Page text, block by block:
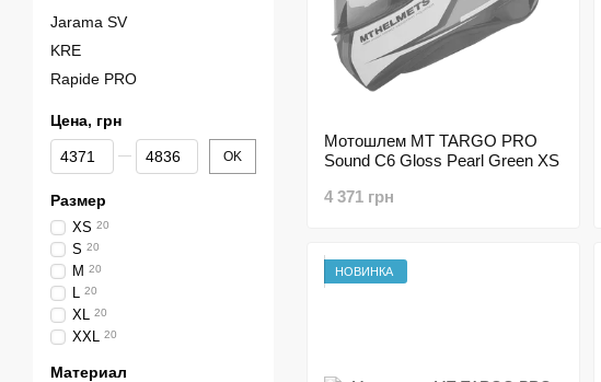
Мотошлем MT TARGO PRO
Sound C6 Gloss Pearl Green XS
4 371 грн
НОВИНКА
Jarama SV
KRE
Rapide PRO
Цена, грн
От Цена, грн
До Цена, грн OK
Размер
XS 20
S 20
M 20
L 20
XL 20
XXL 20
Материал